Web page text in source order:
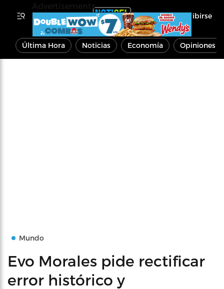
Inscribirse
Última Hora Noticias Economía Opiniones
Mundo
Evo Morales pide rectificar
error histórico y
Advertisements